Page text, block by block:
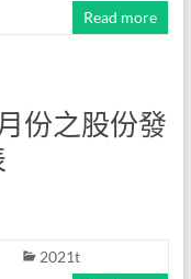
Read more
份之股份發
2021t